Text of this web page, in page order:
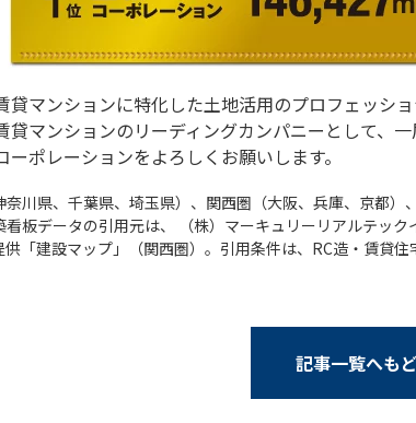
貸マンションに特化した土地活用のプロフェッシ
貸マンションのリーディングカンパニーとして、
ポレーションをよろしくお願いします。
川県、千葉県、埼玉県）、関西圏（大阪、兵庫、京都）
板データの引用元は、 （株）マーキュリーリアルテッ
供「建設マップ」（関西圏）。引用条件は、RC造・賃貸
記事一覧へも